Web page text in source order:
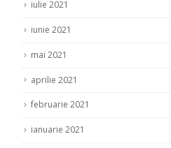
iulie 2021
iunie 2021
mai 2021
aprilie 2021
februarie 2021
ianuarie 2021